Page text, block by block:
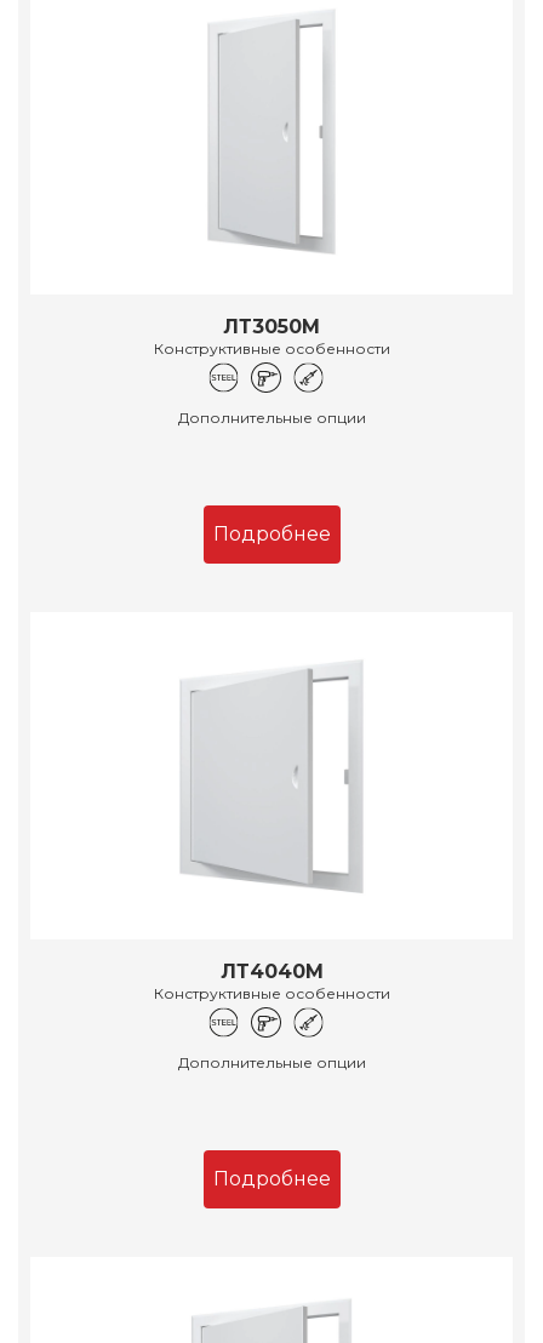
ЛТ3050М
Конструктивные особенности
Дополнительные опции
Подробнее
ЛТ4040М
Конструктивные особенности
Дополнительные опции
Подробнее